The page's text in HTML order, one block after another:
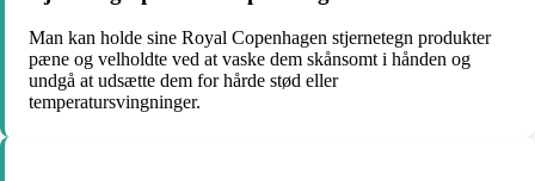
Man kan holde sine Royal Copenhagen stjernetegn produkter
pæne og velholdte ved at vaske dem skånsomt i hånden og
undgå at udsætte dem for hårde stød eller
temperatursvingninger.